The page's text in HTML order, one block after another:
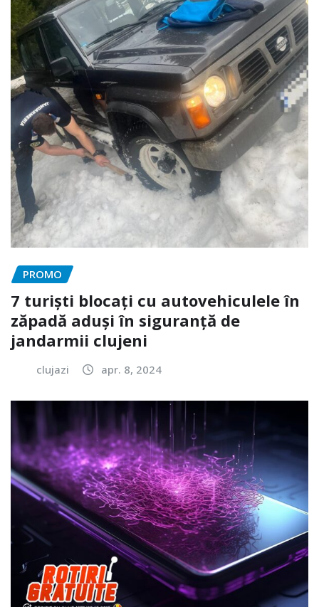
PROMO
7 turiști blocați cu autovehiculele în
zăpadă aduși în siguranță de
jandarmii clujeni
clujazi apr. 8, 2024